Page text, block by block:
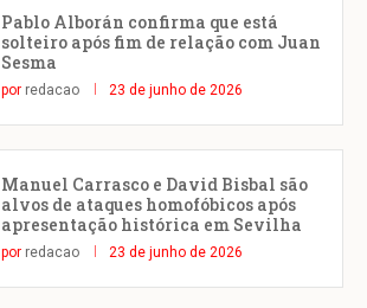
Pablo Alborán confirma que está
solteiro após fim de relação com Juan
Sesma
por redacao 23 de junho de 2026
Manuel Carrasco e David Bisbal são
alvos de ataques homofóbicos após
apresentação histórica em Sevilha
por redacao 23 de junho de 2026